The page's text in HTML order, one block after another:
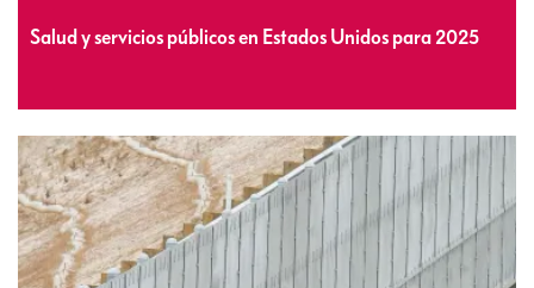
Salud y servicios públicos en Estados Unidos para 2025